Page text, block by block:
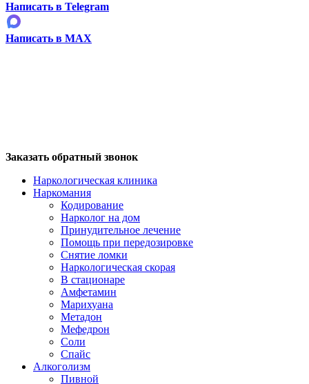
Написать в Telegram
Написать в MAX
Заказать обратный звонок
Наркологическая клиника
Наркомания
Кодирование
Нарколог на дом
Принудительное лечение
Помощь при передозировке
Снятие ломки
Наркологическая скорая
В стационаре
Амфетамин
Марихуана
Метадон
Мефедрон
Соли
Спайс
Алкоголизм
Пивной